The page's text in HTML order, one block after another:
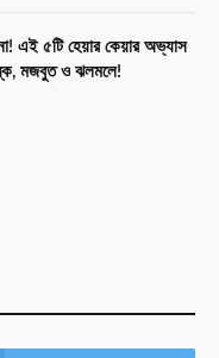
এই ৫টি হেয়ার কেয়ার অভ্যাস
মজবুত ও ঝলমলে!